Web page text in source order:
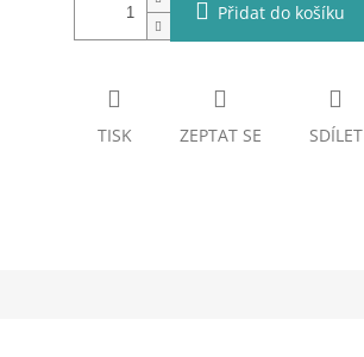
Přidat do košíku
TISK ZEPTAT SE SDÍLET